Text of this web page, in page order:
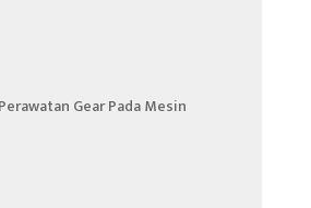
Gear Pada Mesin